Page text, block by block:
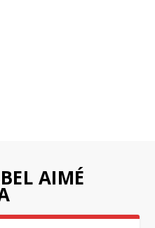
AIMÉ